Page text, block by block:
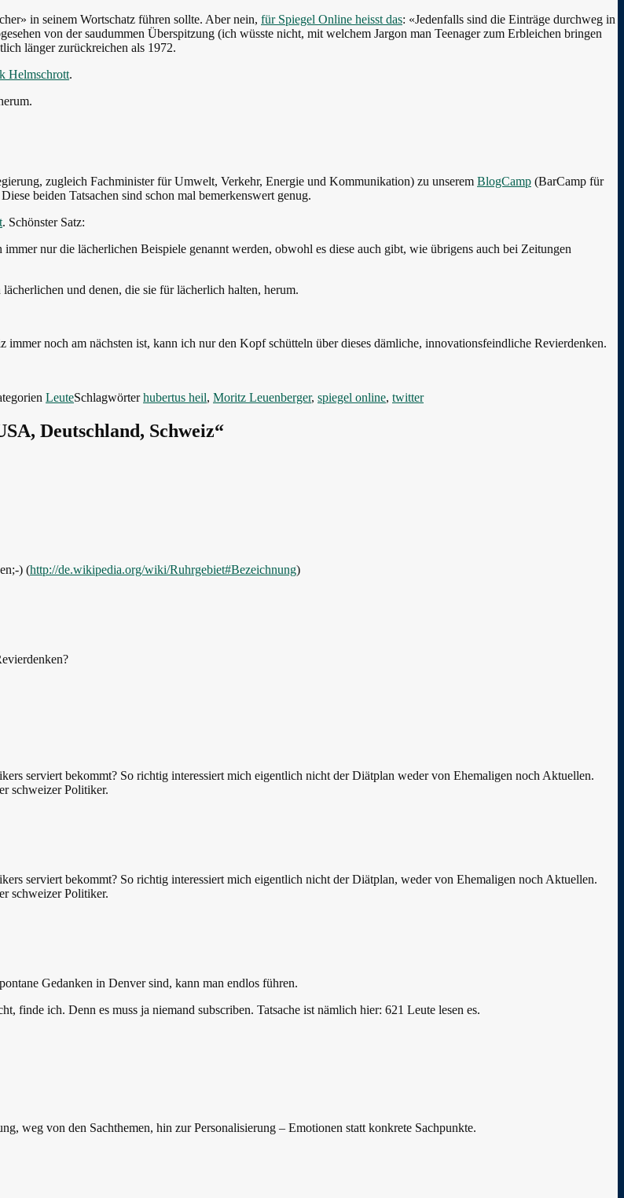
in seinem Wortschatz führen sollte. Aber nein, für Spiegel Online heisst das: «Jedenfalls sind die Einträge durchweg in
von der saudummen Überspitzung (ich wüsste nicht, mit welchem Jargon man Teenager zum Erbleichen bringen
länger zurückreichen als 1972.
Helmschrott.
zugleich Fachminister für Umwelt, Verkehr, Energie und Kommunikation) zu unserem BlogCamp (BarCamp für
beiden Tatsachen sind schon mal bemerkenswert genug.
. Schönster Satz:
nur die lächerlichen Beispiele genannt werden, obwohl es diese auch gibt, wie übrigens auch bei Zeitungen
und denen, die sie für lächerlich halten, herum.
noch am nächsten ist, kann ich nur den Kopf schütteln über dieses dämliche, innovationsfeindliche Revierdenken.
LeuteSchlagwörterhubertus heil, Moritz Leuenberger, spiegel online, twitter
Deutschland, Schweiz“
) (http://de.wikipedia.org/wiki/Ruhrgebiet#Bezeichnung)
serviert bekommt? So richtig interessiert mich eigentlich nicht der Diätplan weder von Ehemaligen noch Aktuellen.
schweizer Politiker.
serviert bekommt? So richtig interessiert mich eigentlich nicht der Diätplan, weder von Ehemaligen noch Aktuellen.
schweizer Politiker.
Gedanken in Denver sind, kann man endlos führen.
finde ich. Denn es muss ja niemand subscriben. Tatsache ist nämlich hier: 621 Leute lesen es.
weg von den Sachthemen, hin zur Personalisierung – Emotionen statt konkrete Sachpunkte.